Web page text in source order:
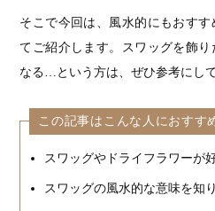
そこで今回は、風水的にもおす
てご紹介します。スワッグを飾
なる…という方は、ぜひ参考にし
この記事はこんな人におすす
スワッグやドライフラワーが
スワッグの風水的な意味を知